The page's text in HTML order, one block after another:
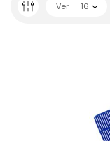
Ver 16